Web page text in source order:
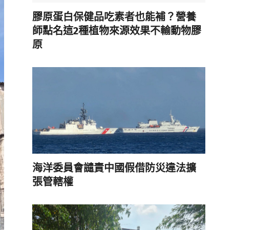
膠原蛋白保健品吃素者也能補？營養
師點名這2種植物來源效果不輸動物膠
原
海洋委員會譴責中國假借防災違法擴
張管轄權